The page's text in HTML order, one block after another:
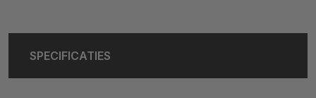
SPECIFICATIES